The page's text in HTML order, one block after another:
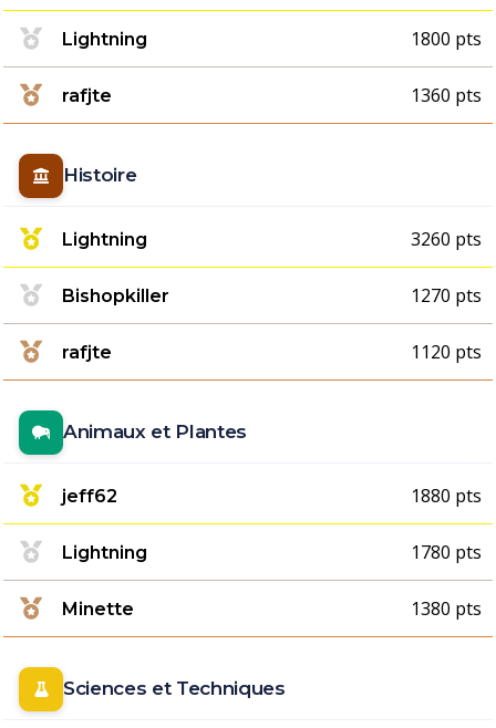
Lightning 1800 pts
rafjte 1360 pts
Histoire
Lightning 3260 pts
Bishopkiller 1270 pts
rafjte 1120 pts
Animaux et Plantes
jeff62 1880 pts
Lightning 1780 pts
Minette 1380 pts
Sciences et Techniques